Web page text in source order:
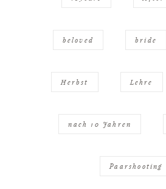
beloved bride
Herbst Lehre
nach 10 Jahren
Paarshooting